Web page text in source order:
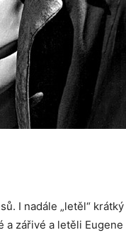
I nadále „letěl“
a zářivé a letěli